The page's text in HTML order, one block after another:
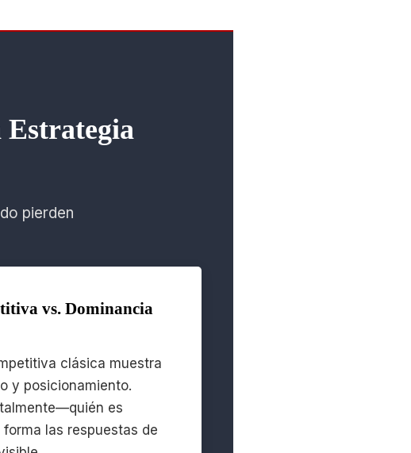
Estrategia
pierden
vs. Dominancia
clásica muestra
y posicionamiento.
es
las respuestas de